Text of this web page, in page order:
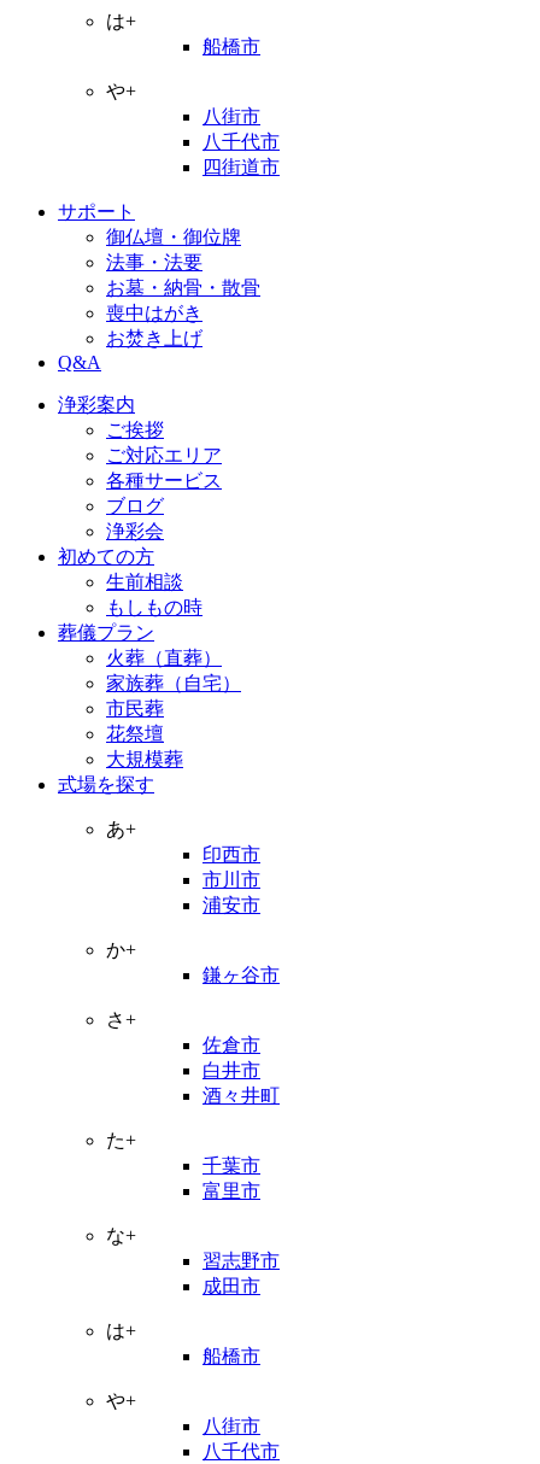
は+
船橋市
や+
八街市
八千代市
四街道市
サポート
御仏壇・御位牌
法事・法要
お墓・納骨・散骨
喪中はがき
お焚き上げ
Q&A
浄彩案内
ご挨拶
ご対応エリア
各種サービス
ブログ
浄彩会
初めての方
生前相談
もしもの時
葬儀プラン
火葬（直葬）
家族葬（自宅）
市民葬
花祭壇
大規模葬
式場を探す
あ+
印西市
市川市
浦安市
か+
鎌ヶ谷市
さ+
佐倉市
白井市
酒々井町
た+
千葉市
富里市
な+
習志野市
成田市
は+
船橋市
や+
八街市
八千代市